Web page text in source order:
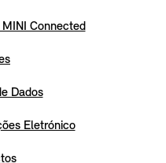
Connected
Dados
Eletrónico